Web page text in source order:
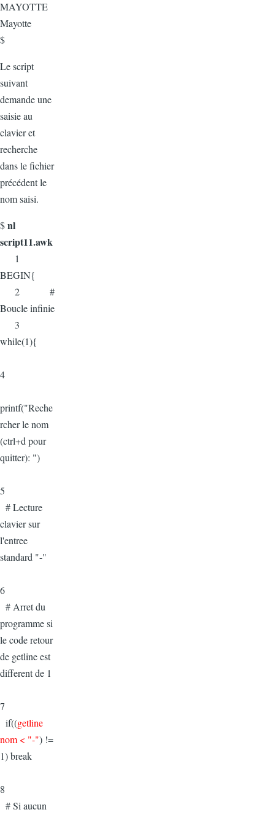
MAYOTTE
Mayotte
$
Le script
suivant
demande une
saisie au
clavier et
recherche
dans le fichier
précédent le
nom saisi.
$nl
script11.awk
1
BEGIN{
2 #
Boucle infinie
3
while(1){
4
printf("Reche
rcher le nom
(ctrl+d pour
quitter): ")
5
# Lecture
clavier sur
l'entree
standard "-"
6
# Arret du
programme si
le code retour
de getline est
different de 1
7
if((getline
nom < "-") !=
1) break
8
# Si aucun